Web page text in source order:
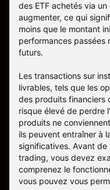
des ETF achetés via
augmenter, ce qui
moins que le montant
performances passées
futurs.
Les transactions sur
livrables, tels que les
des produits financiers
risque élevé de perdre
produits ne
ils peuvent entraîner à
significatives. Avant
trading, vous devez
comprenez le
vous pouvez vous